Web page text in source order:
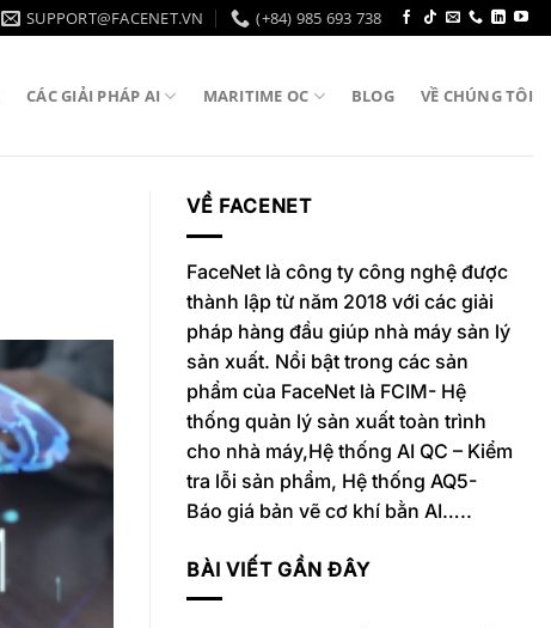
SUPPORT@FACENET.VN (+84) 985 693 738
CÁC GIẢI PHÁP AI MARITIME OC BLOG VỀ CHÚNG TÔI
VỀ FACENET
FaceNet là công ty công nghệ được
thành lập từ năm 2018 với các giải
pháp hàng đầu giúp nhà máy sản lý
sản xuất. Nổi bật trong các sản
phẩm của FaceNet là FCIM- Hệ
thống quản lý sản xuất toàn trình
cho nhà máy,Hệ thống AI QC – Kiểm
tra lỗi sản phẩm, Hệ thống AQ5-
Báo giá bản vẽ cơ khí bằn AI…..
BÀI VIẾT GẦN ĐÂY